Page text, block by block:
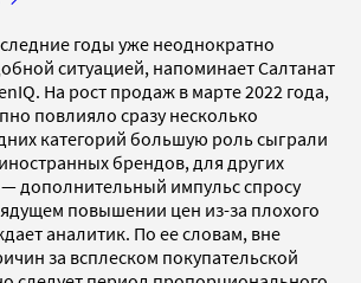
годы уже неоднократно
ситуацией, напоминает Салтанат
На рост продаж в марте 2022 года,
повлияло сразу несколько
категорий большую роль сыграли
брендов, для других
дополнительный импульс спросу
повышении цен из-за плохого
аналитик. По ее словам, вне
за всплеском покупательской